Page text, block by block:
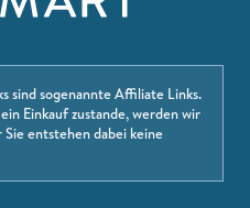
sind sogenannte Affiliate Links.
Einkauf zustande, werden wir
entstehen dabei keine